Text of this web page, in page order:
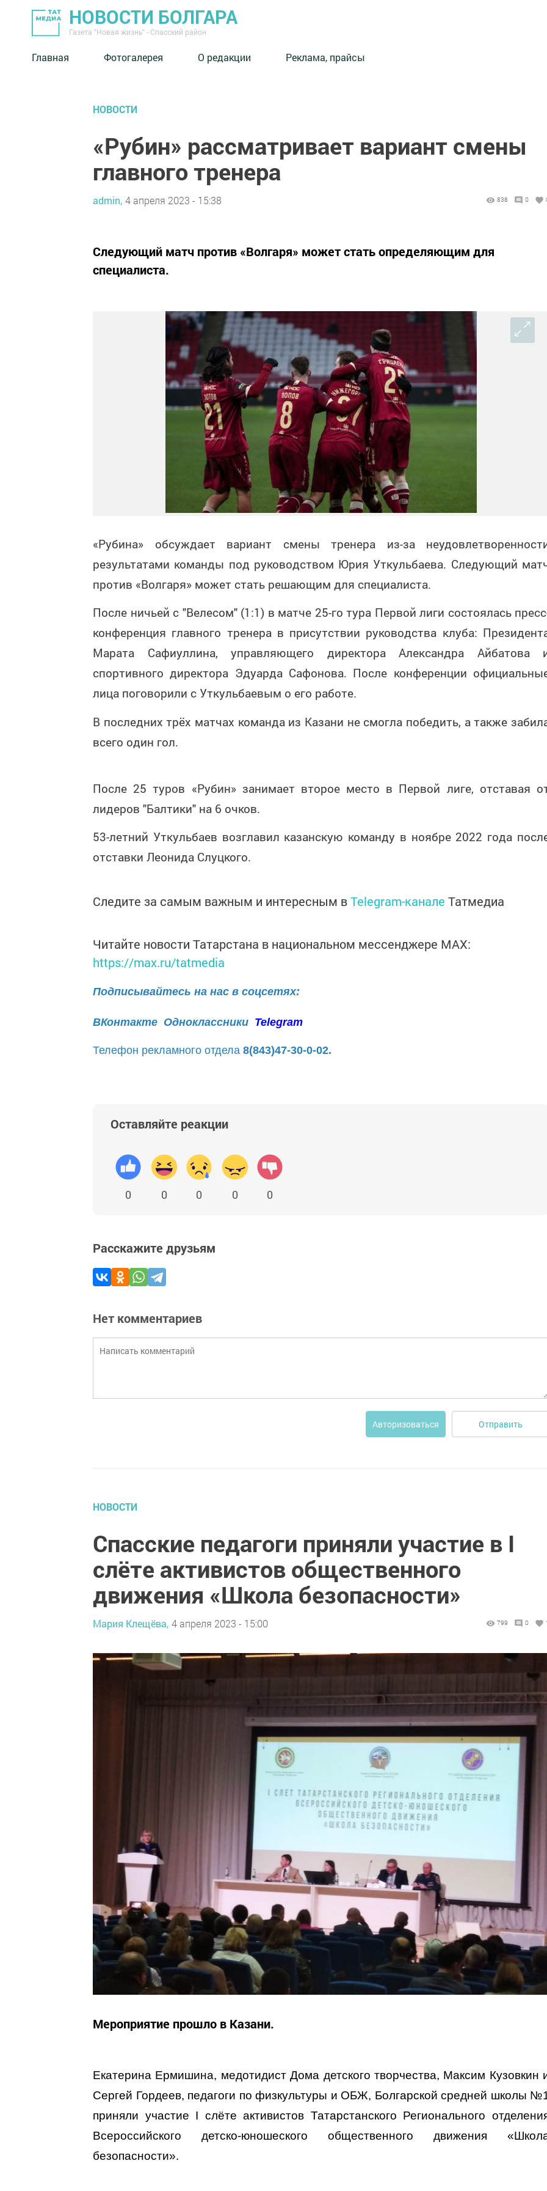
НОВОСТИ БОЛГАРА
Газета "Новая жизнь" - Спасский район
Главная Фотогалерея О редакции Реклама, прайсы
НОВОСТИ
«Рубин» рассматривает вариант смены
главного тренера
admin, 4 апреля 2023 - 15:38 838 0
Следующий матч против «Волгаря» может стать определяющим для
специалиста.
«Рубина» обсуждает вариант смены тренера из-за
результатами команды под руководством Юрия Уткульбаева. Следующий
против «Волгаря» может стать решающим для специалиста.
После ничьей с "Велесом" (1:1) в матче 25-го тура Первой лиги состоялась
конференция главного тренера в присутствии руководства клуба:
Марата Сафиуллина, управляющего директора Александра Айбатова
спортивного директора Эдуарда Сафонова. После конференции
лица поговорили с Уткульбаевым о его работе.
В последних трёх матчах команда из Казани не смогла победить, а также
всего один гол.
После 25 туров «Рубин» занимает второе место в Первой лиге, отставая
лидеров "Балтики" на 6 очков.
53-летний Уткульбаев возглавил казанскую команду в ноябре 2022 года
отставки Леонида Слуцкого.
Следите за самым важным и интересным вTelegram-канале Татмедиа
Читайте новости Татарстана в национальном мессенджере MАХ:
https://max.ru/tatmedia
Подписывайтесь на нас в соцсетях:
ВКонтакте Одноклассники Telegram
Телефон рекламного отдела 8(843)47-30-0-02.
Оставляйте реакции
0 0 0 0 0
Расскажите друзьям
Нет комментариев
Авторизоваться Отправить
НОВОСТИ
Спасские педагоги приняли участие в I
слёте активистов общественного
движения «Школа безопасности»
Мария Клещёва, 4 апреля 2023 - 15:00 799 0
Мероприятие прошло в Казани.
Екатерина Ермишина, медотидист Дома детского творчества, Максим Кузовкин
Сергей Гордеев, педагоги по физкультуры и ОБЖ, Болгарской средней школы
приняли участие I слёте активистов Татарстанского Регионального
Всероссийского детско-юношеского общественного движения
безопасности».